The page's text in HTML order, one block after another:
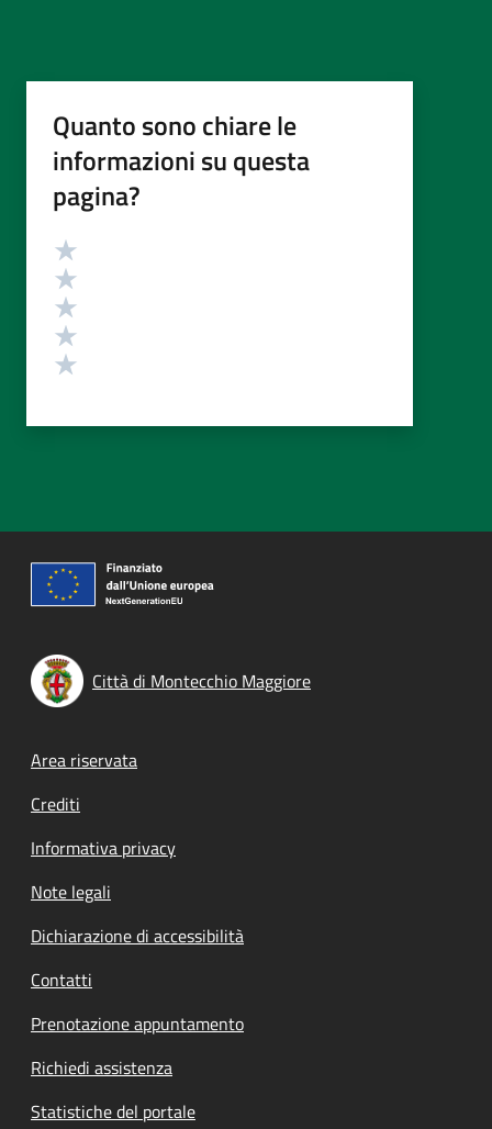
Quanto sono chiare le
informazioni su questa
pagina?
Valutazione
Città di Montecchio Maggiore
Footer menu
Area riservata
Crediti
Informativa privacy
Note legali
Dichiarazione di accessibilità
Contatti
Prenotazione appuntamento
Richiedi assistenza
Statistiche del portale